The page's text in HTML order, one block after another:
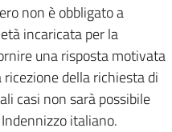
non è obbligato a
incaricata per la
una risposta motivata
della richiesta di
casi non sarà possibile
italiano.